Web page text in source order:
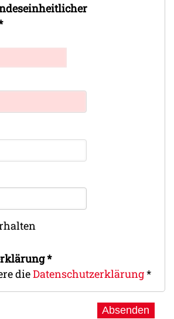
*
dieDatenschutz­erklärung*